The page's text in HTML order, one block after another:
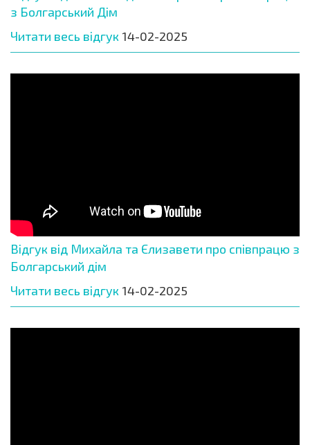
з Болгарський Дім
Читати весь відгук 14-02-2025
Відгук від Михайла та Єлизавети про співпрацю з
Болгарський дім
Читати весь відгук 14-02-2025